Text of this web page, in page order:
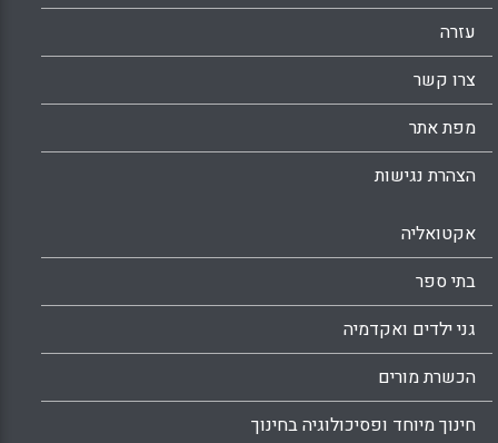
עזרה
צרו קשר
מפת אתר
הצהרת נגישות
אקטואליה
בתי ספר
גני ילדים ואקדמיה
הכשרת מורים
חינוך מיוחד ופסיכולוגיה בחינוך